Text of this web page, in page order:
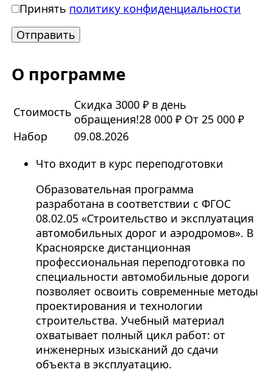
Принять политику конфиденциальности
О программе
Стоимость Скидка 3000 ₽ в день
обращения!28 000 ₽ От 25 000 ₽
Набор
09.08.2026
Что входит в курс переподготовки
Образовательная программа
разработана в соответствии с ФГОС
08.02.05 «Строительство и эксплуатация
автомобильных дорог и аэродромов». В
Красноярске дистанционная
профессиональная переподготовка по
специальности автомобильные дороги
позволяет освоить современные методы
проектирования и технологии
строительства. Учебный материал
охватывает полный цикл работ: от
инженерных изысканий до сдачи
объекта в эксплуатацию.